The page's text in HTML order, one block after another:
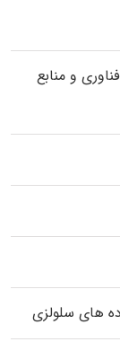
و منابع
های سلولزی